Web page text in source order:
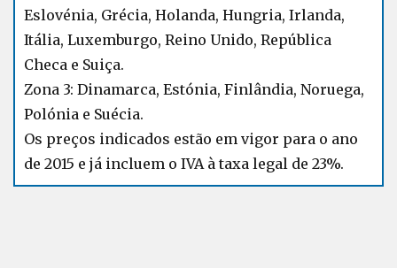
Eslovénia, Grécia, Holanda, Hungria, Irlanda,
Itália, Luxemburgo, Reino Unido, República
Checa e Suiça.
Zona 3: Dinamarca, Estónia, Finlândia, Noruega,
Polónia e Suécia.
Os preços indicados estão em vigor para o ano
de 2015 e já incluem o IVA à taxa legal de 23%.